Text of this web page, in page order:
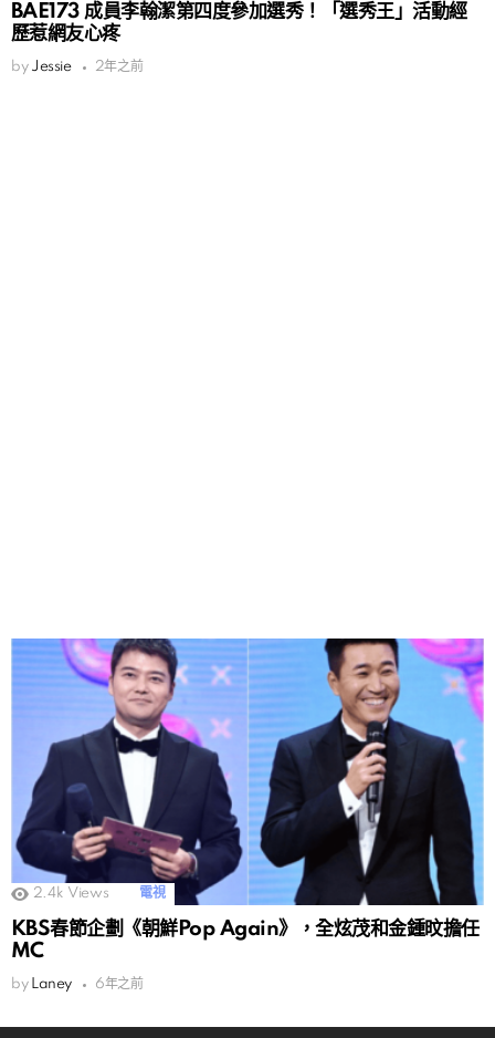
BAE173 成員李翰潔第四度參加選秀！「選秀王」活動經
歷惹網友心疼
by Jessie 2年之前
2.4k Views 電視
KBS春節企劃《朝鮮Pop Again》，全炫茂和金鍾旼擔任
MC
by Laney 6年之前